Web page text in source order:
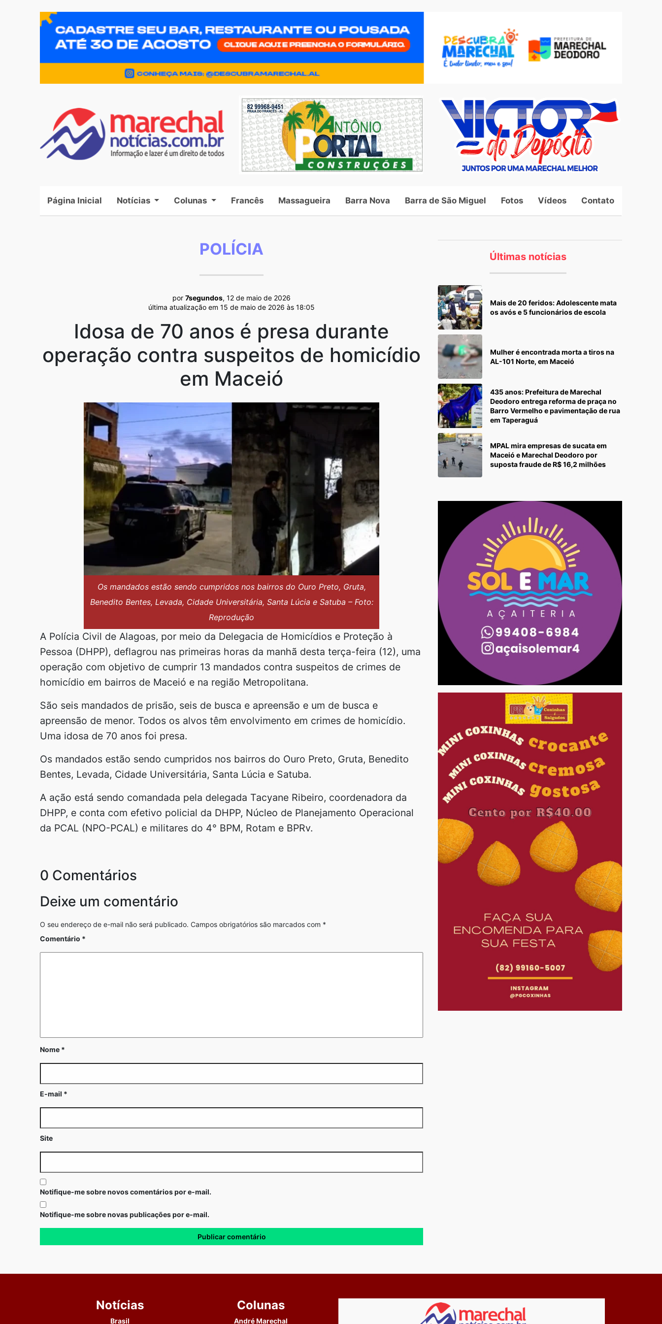
Página Inicial (current)
Notícias Colunas Francês Massagueira Barra Nova Barra de São Miguel Fotos Vídeos Contato
POLÍCIA
por 7segundos, 12 de maio de 2026
última atualização em 15 de maio de 2026 às 18:05
Idosa de 70 anos é presa durante
operação contra suspeitos de homicídio
em Maceió
Os mandados estão sendo cumpridos nos bairros do Ouro Preto, Gruta,
Benedito Bentes, Levada, Cidade Universitária, Santa Lúcia e Satuba – Foto:
Reprodução
A Polícia Civil de Alagoas, por meio da Delegacia de Homicídios e Proteção à
Pessoa (DHPP), deflagrou nas primeiras horas da manhã desta terça-feira (12), uma
operação com objetivo de cumprir 13 mandados contra suspeitos de crimes de
homicídio em bairros de Maceió e na região Metropolitana.
São seis mandados de prisão, seis de busca e apreensão e um de busca e
apreensão de menor. Todos os alvos têm envolvimento em crimes de homicídio.
Uma idosa de 70 anos foi presa.
Os mandados estão sendo cumpridos nos bairros do Ouro Preto, Gruta, Benedito
Bentes, Levada, Cidade Universitária, Santa Lúcia e Satuba.
A ação está sendo comandada pela delegada Tacyane Ribeiro, coordenadora da
DHPP, e conta com efetivo policial da DHPP, Núcleo de Planejamento Operacional
da PCAL (NPO-PCAL) e militares do 4° BPM, Rotam e BPRv.
0 Comentários
Deixe um comentário
O seu endereço de e-mail não será publicado. Campos obrigatórios são marcados com *
Comentário *
Nome *
E-mail *
Site
Notifique-me sobre novos comentários por e-mail.
Notifique-me sobre novas publicações por e-mail.
Últimas notícias
Mais de 20 feridos: Adolescente mata
os avós e 5 funcionários de escola
Mulher é encontrada morta a tiros na
AL-101 Norte, em Maceió
435 anos: Prefeitura de Marechal
Deodoro entrega reforma de praça no
Barro Vermelho e pavimentação de rua
em Taperaguá
MPAL mira empresas de sucata em
Maceió e Marechal Deodoro por
suposta fraude de R$ 16,2 milhões
Notícias
Brasil
Colunas
André Marechal